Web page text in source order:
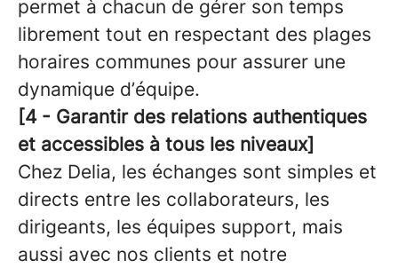
permet à chacun de gérer son temps
librement tout en respectant des plages
horaires communes pour assurer une
dynamique d’équipe.
[4 - Garantir des relations authentiques
et accessibles à tous les niveaux]
Chez Delia, les échanges sont simples et
directs entre les collaborateurs, les
dirigeants, les équipes support, mais
aussi avec nos clients et notre